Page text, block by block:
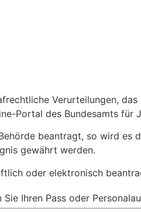
Verurteilungen,
Portal des Bundesamts für
beantragt, so wird es
gewährt werden.
oder elektronisch
Ihren Pass oder